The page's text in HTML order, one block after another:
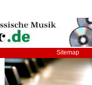
Sitemap